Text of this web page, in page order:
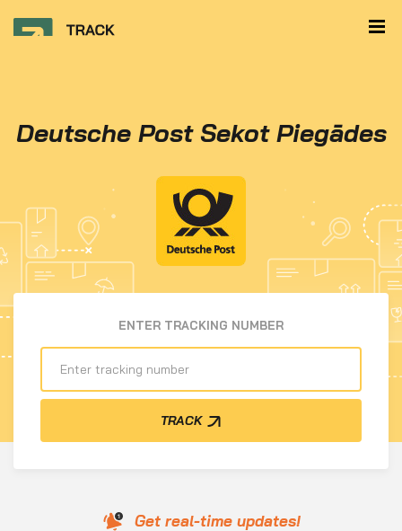
Deutsche Post Sekot Piegādes
ENTER TRACKING NUMBER
TRACK
Get real-time updates!